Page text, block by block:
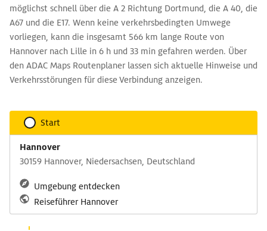
möglichst schnell über die A 2 Richtung Dortmund, die A 40, die
A67 und die E17. Wenn keine verkehrsbedingten Umwege
vorliegen, kann die insgesamt 566 km lange Route von
Hannover nach Lille in 6 h und 33 min gefahren werden. Über
den ADAC Maps Routenplaner lassen sich aktuelle Hinweise und
Verkehrsstörungen für diese Verbindung anzeigen.
Start
Hannover
30159 Hannover, Niedersachsen, Deutschland
Umgebung entdecken
Reiseführer Hannover